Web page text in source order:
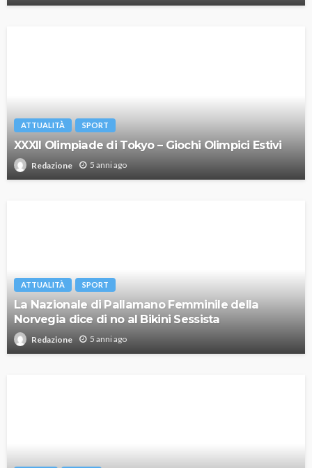
ATTUALITÀ SPORT
XXXII Olimpiade di Tokyo – Giochi Olimpici Estivi
Redazione 5 anni ago
ATTUALITÀ SPORT
La Nazionale di Pallamano Femminile della
Norvegia dice di no al Bikini Sessista
Redazione 5 anni ago